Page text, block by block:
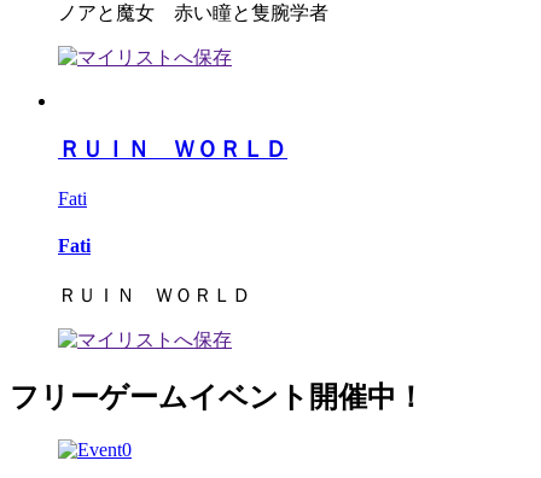
ノアと魔女 赤い瞳と隻腕学者
ＲＵＩＮ ＷＯＲＬＤ
Fati
Fati
ＲＵＩＮ ＷＯＲＬＤ
フリーゲームイベント開催中！